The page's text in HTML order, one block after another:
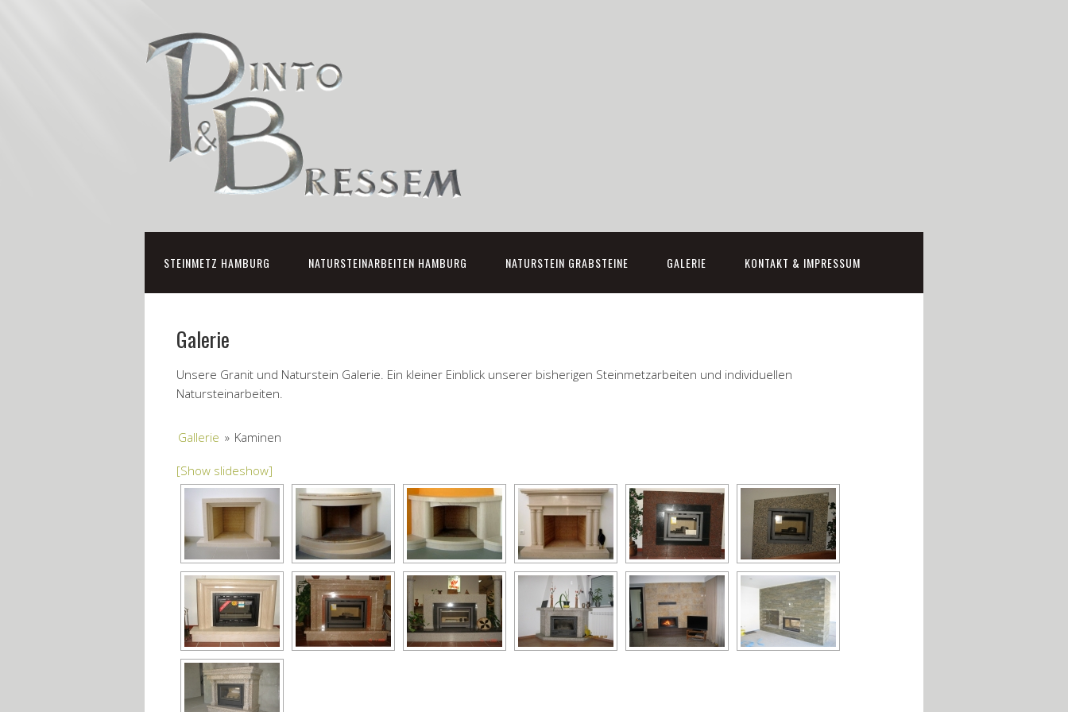
STEINMETZ HAMBURG NATURSTEINARBEITEN HAMBURG NATURSTEIN GRABSTEINE GALERIE KONTAKT & IMPRESSUM
Galerie
Unsere Granit und Naturstein Galerie. Ein kleiner Einblick unserer bisherigen Steinmetzarbeiten und individuellen
Natursteinarbeiten.
Gallerie » Kaminen
[Show slideshow]